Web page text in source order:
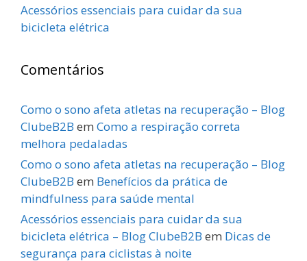
Acessórios essenciais para cuidar da sua
bicicleta elétrica
Comentários
Como o sono afeta atletas na recuperação – Blog
ClubeB2B em Como a respiração correta
melhora pedaladas
Como o sono afeta atletas na recuperação – Blog
ClubeB2B em Benefícios da prática de
mindfulness para saúde mental
Acessórios essenciais para cuidar da sua
bicicleta elétrica – Blog ClubeB2B em Dicas de
segurança para ciclistas à noite